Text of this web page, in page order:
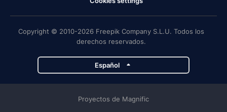
Copyright © 2010-2026 Freepik Company S.L.U. Todos los
derechos reservados.
Español
Proyectos de Magnific